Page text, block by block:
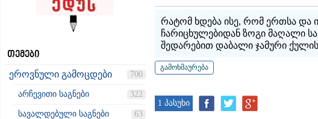
თემები
ეროვნული გამოცდები 700
არჩევითი საგნები 322
სავალდებული საგნები 63
რატომ ხდება ისე, რომ ერთსა და
ჩარიცხულებიდან ზოგი მაღალი
შედარებით დაბალი ჯამური ქულის
1 პასუხი